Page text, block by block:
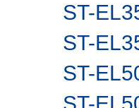
ST-
ST-
ST-